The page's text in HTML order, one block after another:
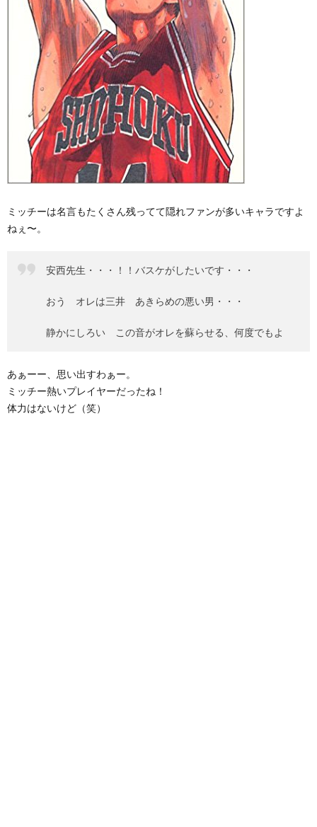
ミッチーは名言もたくさん残ってて隠れファンが多いキャラですよ
ねぇ〜。
安西先生・・・！！バスケがしたいです・・・
おう オレは三井 あきらめの悪い男・・・
静かにしろい この音がオレを蘇らせる、何度でもよ
あぁーー、思い出すわぁー。
ミッチー熱いプレイヤーだったね！
体力はないけど（笑）